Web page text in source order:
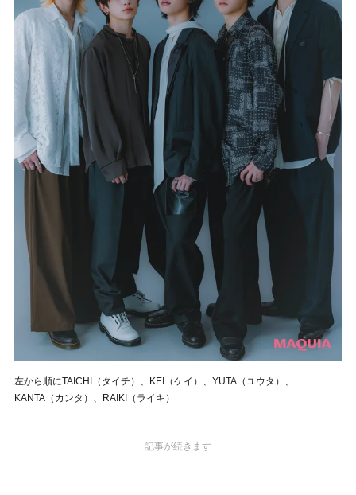
左から順にTAICHI（タイチ）、KEI（ケイ）、YUTA（ユウタ）、
KANTA（カンタ）、RAIKI（ライキ）
記事が続きます